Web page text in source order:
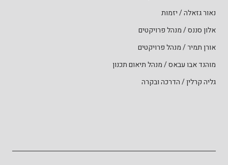
נאור גזאלה / יזמות
אלון סננס / מנהל פרויקטים
אורן תמיר / מנהל פרויקטים
מוהנד אבו עבאס / מנהל תיאום תכנון
גליה קרלין / הדרכה ובקרה